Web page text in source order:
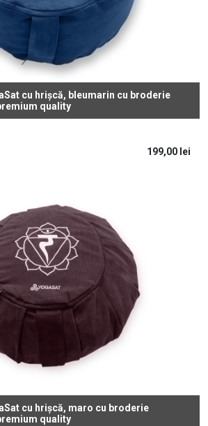
cu hrișcă, bleumarin cu broderie
quality
cu hrișcă, maro cu broderie
quality
199,00 lei